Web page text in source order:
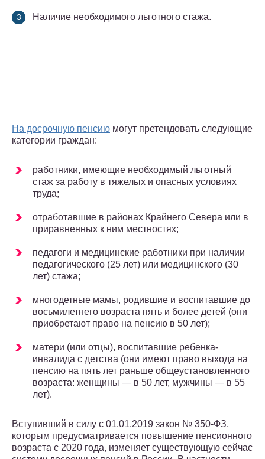
Наличие необходимого льготного стажа.
На досрочную пенсию могут претендовать следующие
категории граждан:
работники, имеющие необходимый льготный
стаж за работу в тяжелых и опасных условиях
труда;
отработавшие в районах Крайнего Севера или в
приравненных к ним местностях;
педагоги и медицинские работники при наличии
педагогического (25 лет) или медицинского (30
лет) стажа;
многодетные мамы, родившие и воспитавшие до
восьмилетнего возраста пять и более детей (они
приобретают право на пенсию в 50 лет);
матери (или отцы), воспитавшие ребенка-
инвалида с детства (они имеют право выхода на
пенсию на пять лет раньше общеустановленного
возраста: женщины — в 50 лет, мужчины — в 55
лет).
Вступивший в силу с 01.01.2019 закон № 350-ФЗ,
которым предусматривается повышение пенсионного
возраста с 2020 года, изменяет существующую сейчас